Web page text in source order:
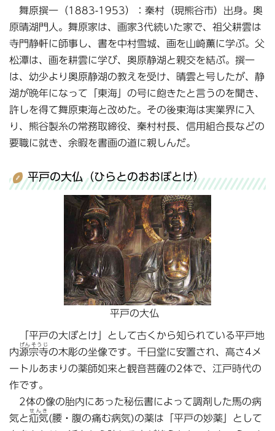
舞原撰一（1883-1953）：秦村（現熊谷市）出身。奥
原晴湖門人。舞原家は、画家3代続いた家で、祖父耕雲は
寺門静軒に師事し、書を中村雪城、画を山崎薫に学ぶ。父
松潭は、画を耕雲に学び、奥原静湖と親交を結ぶ。撰一
は、幼少より奥原静湖の教えを受け、晴雲と号したが、静
湖が晩年になって「東海」の号に飽きたと言うのを聞き、
許しを得て舞原東海と改めた。その後東海は実業界に入
り、熊谷製糸の常務取締役、秦村村長、信用組合長などの
要職に就き、余暇を書画の道に親しんだ。
平戸の大仏（ひらとのおおぼとけ）
平戸の大仏
「平戸の大ぼとけ」として古くから知られている平戸地
内源宗寺
げんそうじ
の木彫の坐像です。千日堂に安置され、高さ4メ
ートルあまりの薬師如来と観音菩薩の2体で、江戸時代の
作です。
2体の像の胎内にあった秘伝書によって調剤した馬の病
気と疝気
せんき
(腰・腹の痛む病気)の薬は「平戸の妙薬」として